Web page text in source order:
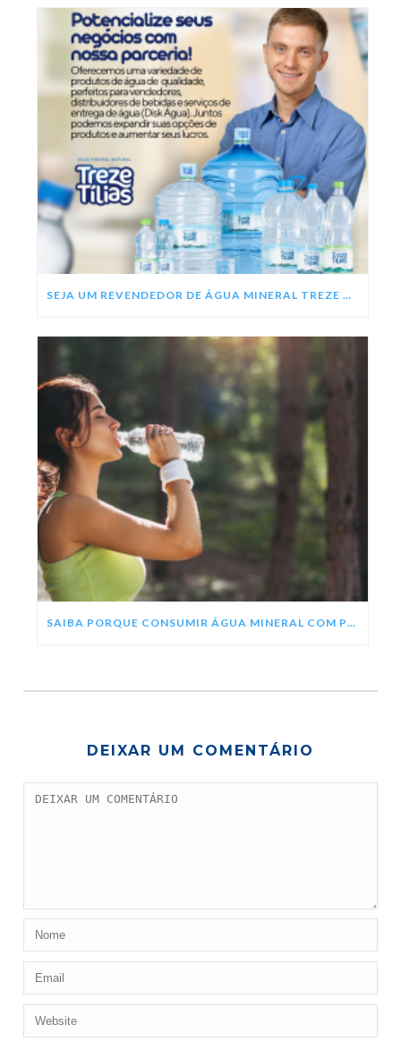
SEJA UM REVENDEDOR DE ÁGUA MINERAL TREZE TÍLIAS
SAIBA PORQUE CONSUMIR ÁGUA MINERAL COM PH ALCALINO
DEIXAR UM COMENTÁRIO